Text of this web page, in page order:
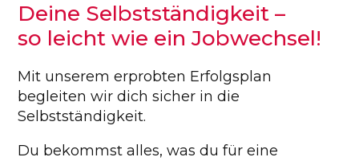
Deine Selbstständigkeit –
so leicht wie ein Jobwechsel!
Mit unserem erprobten Erfolgsplan
begleiten wir dich sicher in die
Selbstständigkeit.
Du bekommst alles, was du für eine